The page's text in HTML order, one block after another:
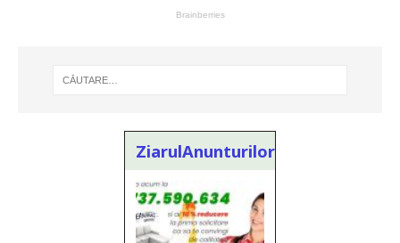
ZiarulAnunturilor.ro